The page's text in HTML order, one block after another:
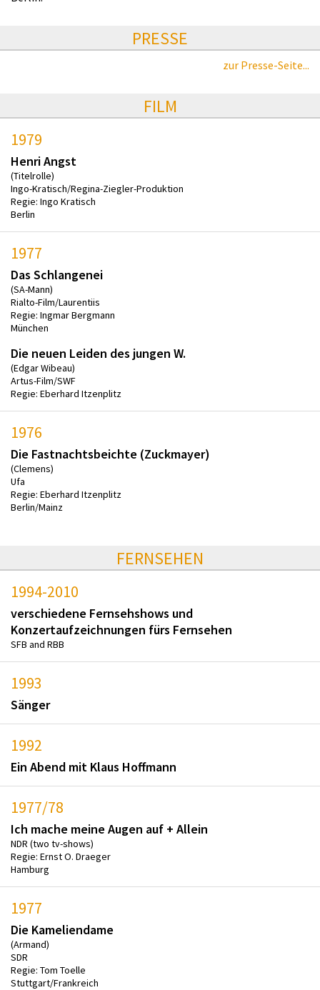
PRESSE
zur Presse-Seite...
FILM
1979
Henri Angst
(Titelrolle)
Ingo-Kratisch/Regina-Ziegler-Produktion
Regie: Ingo Kratisch
Berlin
1977
Das Schlangenei
(SA-Mann)
Rialto-Film/Laurentiis
Regie: Ingmar Bergmann
München
Die neuen Leiden des jungen W.
(Edgar Wibeau)
Artus-Film/SWF
Regie: Eberhard Itzenplitz
1976
Die Fastnachtsbeichte (Zuckmayer)
(Clemens)
Ufa
Regie: Eberhard Itzenplitz
Berlin/Mainz
FERNSEHEN
1994-2010
verschiedene Fernsehshows und
Konzertaufzeichnungen fürs Fernsehen
SFB and RBB
1993
Sänger
1992
Ein Abend mit Klaus Hoffmann
1977/78
Ich mache meine Augen auf + Allein
NDR (two tv-shows)
Regie: Ernst O. Draeger
Hamburg
1977
Die Kameliendame
(Armand)
SDR
Regie: Tom Toelle
Stuttgart/Frankreich